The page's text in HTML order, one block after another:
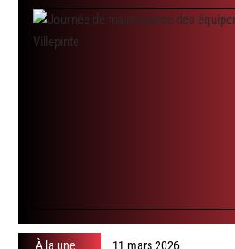
À la une 11 mars 2026